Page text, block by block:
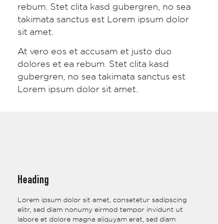
rebum. Stet clita kasd gubergren, no sea
takimata sanctus est Lorem ipsum dolor
sit amet.
At vero eos et accusam et justo duo
dolores et ea rebum. Stet clita kasd
gubergren, no sea takimata sanctus est
Lorem ipsum dolor sit amet.
Heading
Lorem ipsum dolor sit amet, consetetur sadipscing
elitr, sed diam nonumy eirmod tempor invidunt ut
labore et dolore magna aliquyam erat, sed diam